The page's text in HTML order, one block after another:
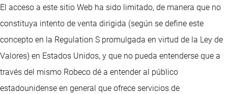
El acceso a este sitio Web ha sido limitado, de manera que no
constituya intento de venta dirigida (según se define este
concepto en la Regulation S promulgada en virtud de la Ley de
Valores) en Estados Unidos, y que no pueda entenderse que a
través del mismo Robeco dé a entender al público
estadounidense en general que ofrece servicios de